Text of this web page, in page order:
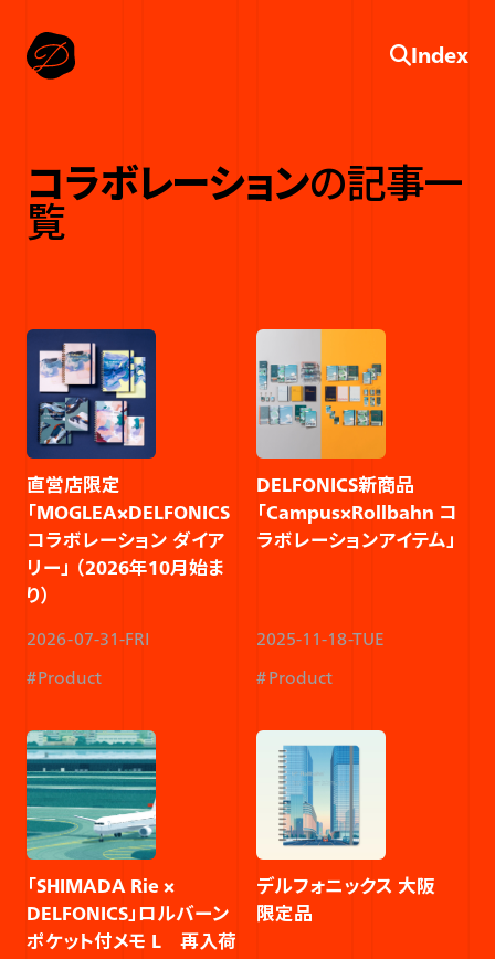
Index
コラボレーションの記事一
覧
直営店限定
「MOGLEA×DELFONICS
コラボレーション ダイア
リー」 （2026年10月始ま
り）​
2026-07-31-FRI
Product
DELFONICS新商品
「Campus×Rollbahn コ
ラボレーションアイテム」
2025-11-18-TUE
Product
「SHIMADA Rie ×
DELFONICS」ロルバーン
ポケット付メモ L 再入荷
デルフォニックス 大阪
限定品